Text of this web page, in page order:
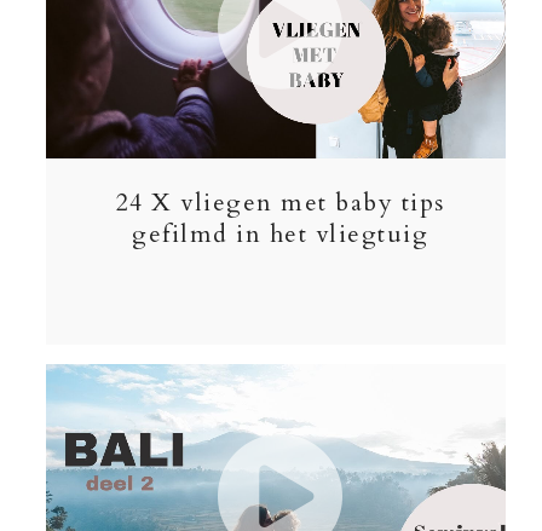
24 X vliegen met baby tips
gefilmd in het vliegtuig